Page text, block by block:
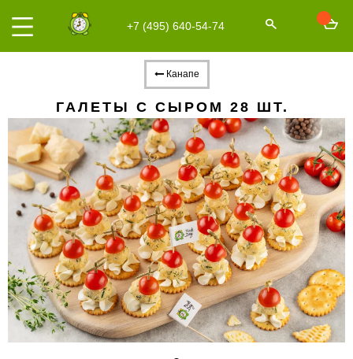
+7 (495) 640-54-74
Канапе
ГАЛЕТЫ С СЫРОМ 28 ШТ.